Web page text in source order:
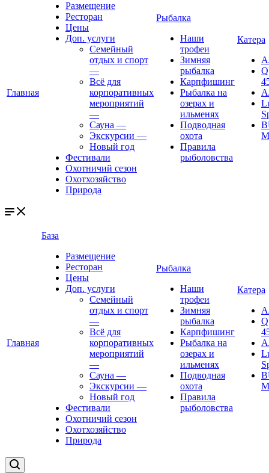
Главная
Размещение
Ресторан
Цены
Доп. услуги
Семейный
отдых и спорт
—
Всё для
корпоративных
мероприятий
—
Сауна —
Экскурсии —
Новый год
Фестивали
Охотничий сезон
Охотхозяйство
Природа
Рыбалка
Наши
трофеи
Зимняя
рыбалка
Карпфишинг
Рыбалка на
озерах и
ильменях
Подводная
охота
Правила
рыболовства
Катера
Главная
База
Размещение
Ресторан
Цены
Доп. услуги
Семейный
отдых и спорт
—
Всё для
корпоративных
мероприятий
—
Сауна —
Экскурсии —
Новый год
Фестивали
Охотничий сезон
Охотхозяйство
Природа
Рыбалка
Наши
трофеи
Зимняя
рыбалка
Карпфишинг
Рыбалка на
озерах и
ильменях
Подводная
охота
Правила
рыболовства
Катера